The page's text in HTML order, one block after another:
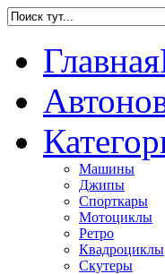
Главная
Машины
Джипы
Спорткары
Мотоциклы
Ретро
Квадроциклы
Скутеры